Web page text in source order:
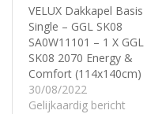
VELUX Dakkapel Basis
Single – GGL SK08
SA0W11101 – 1 X GGL
SK08 2070 Energy &
Comfort (114x140cm)
30/08/2022
Gelijkaardig bericht